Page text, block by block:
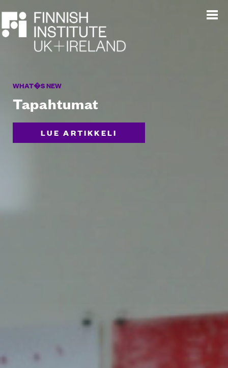
WHAT�S NEW
Tapahtumat
LUE ARTIKKELI